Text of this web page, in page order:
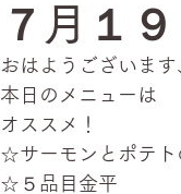
７月１
おはようございま
本日のメニューは
オススメ！
☆サーモンとポテト
☆５品目金平